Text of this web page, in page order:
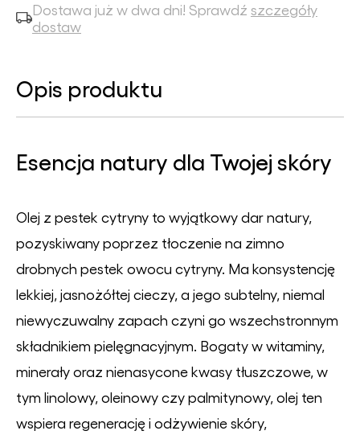
Dostawa już w dwa dni! Sprawdź szczegóły
dostaw
Opis produktu
Esencja natury dla Twojej skóry
Olej z pestek cytryny to wyjątkowy dar natury,
pozyskiwany poprzez tłoczenie na zimno
drobnych pestek owocu cytryny. Ma konsystencję
lekkiej, jasnożółtej cieczy, a jego subtelny, niemal
niewyczuwalny zapach czyni go wszechstronnym
składnikiem pielęgnacyjnym. Bogaty w witaminy,
minerały oraz nienasycone kwasy tłuszczowe, w
tym linolowy, oleinowy czy palmitynowy, olej ten
wspiera regenerację i odżywienie skóry,